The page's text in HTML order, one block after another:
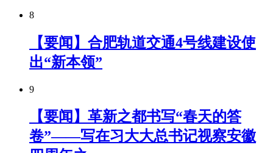
8
【要闻】合肥轨道交通4号线建设使
出“新本领”
9
【要闻】革新之都书写“春天的答
卷”——写在习大大总书记视察安徽